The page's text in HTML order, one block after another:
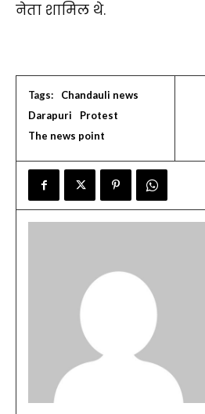
नेता शामिल थे.
Tags:
Chandauli news
Darapuri
Protest
The news point